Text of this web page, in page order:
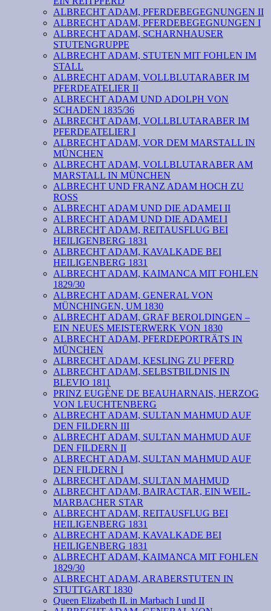
ALBRECHT ADAM, PFERDEBEGEGNUNGEN II
ALBRECHT ADAM, PFERDEBEGEGNUNGEN I
ALBRECHT ADAM, SCHARNHAUSER
STUTENGRUPPE
ALBRECHT ADAM, STUTEN MIT FOHLEN IM
STALL
ALBRECHT ADAM, VOLLBLUTARABER IM
PFERDEATELIER II
ALBRECHT ADAM UND ADOLPH VON
SCHADEN 1835/36
ALBRECHT ADAM, VOLLBLUTARABER IM
PFERDEATELIER I
ALBRECHT ADAM, VOR DEM MARSTALL IN
MÜNCHEN
ALBRECHT ADAM, VOLLBLUTARABER AM
MARSTALL IN MÜNCHEN
ALBRECHT UND FRANZ ADAM HOCH ZU
ROSS
ALBRECHT ADAM UND DIE ADAMEI II
ALBRECHT ADAM UND DIE ADAMEI I
ALBRECHT ADAM, REITAUSFLUG BEI
HEILIGENBERG 1831
ALBRECHT ADAM, KAVALKADE BEI
HEILIGENBERG 1831
ALBRECHT ADAM, KAIMANCA MIT FOHLEN
1829/30
ALBRECHT ADAM, GENERAL VON
MÜNCHINGEN, UM 1830
ALBRECHT ADAM, GRAF BEROLDINGEN –
EIN NEUES MEISTERWERK VON 1830
ALBRECHT ADAM, PFERDEPORTRÄTS IN
MÜNCHEN
ALBRECHT ADAM, KESLING ZU PFERD
ALBRECHT ADAM, SELBSTBILDNIS IN
BLEVIO 1811
PRINZ EUGÈNE DE BEAUHARNAIS, HERZOG
VON LEUCHTENBERG
ALBRECHT ADAM, SULTAN MAHMUD AUF
DEN FILDERN III
ALBRECHT ADAM, SULTAN MAHMUD AUF
DEN FILDERN II
ALBRECHT ADAM, SULTAN MAHMUD AUF
DEN FILDERN I
ALBRECHT ADAM, SULTAN MAHMUD
ALBRECHT ADAM, BAIRACTAR, EIN WEIL-
MARBACHER STAR
ALBRECHT ADAM, REITAUSFLUG BEI
HEILIGENBERG 1831
ALBRECHT ADAM, KAVALKADE BEI
HEILIGENBERG 1831
ALBRECHT ADAM, KAIMANCA MIT FOHLEN
1829/30
ALBRECHT ADAM, ARABERSTUTEN IN
STUTTGART 1830
Queen Elizabeth II. in Marbach I und II